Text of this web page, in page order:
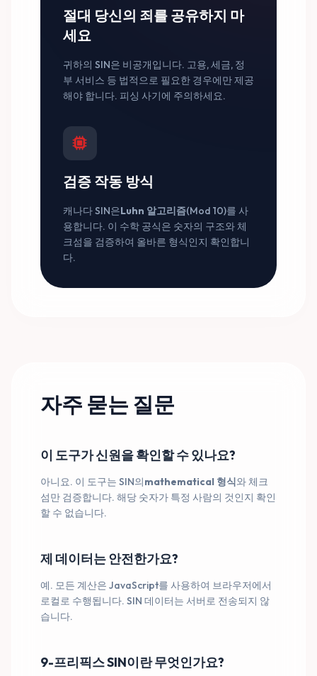
절대 당신의 죄를 공유하지 마
세요
귀하의 SIN은 비공개입니다. 고용, 세금, 정
부 서비스 등 법적으로 필요한 경우에만 제공
해야 합니다. 피싱 사기에 주의하세요.
검증 작동 방식
캐나다 SIN은Luhn 알고리즘(Mod 10)를 사
용합니다. 이 수학 공식은 숫자의 구조와 체
크섬을 검증하여 올바른 형식인지 확인합니
다.
자주 묻는 질문
이 도구가 신원을 확인할 수 있나요?
아니요. 이 도구는 SIN의mathematical 형식와 체크
섬만 검증합니다. 해당 숫자가 특정 사람의 것인지 확인
할 수 없습니다.
제 데이터는 안전한가요?
예. 모든 계산은 JavaScript를 사용하여 브라우저에서
로컬로 수행됩니다. SIN 데이터는 서버로 전송되지 않
습니다.
9-프리픽스 SIN이란 무엇인가요?